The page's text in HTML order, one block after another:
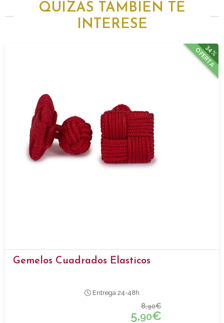
QUIZÁS TAMBIÉN TE
INTERESE
34%
OFERTA
Gemelos Cuadrados Elasticos
Entrega 24-48h
8,90€
5,90€